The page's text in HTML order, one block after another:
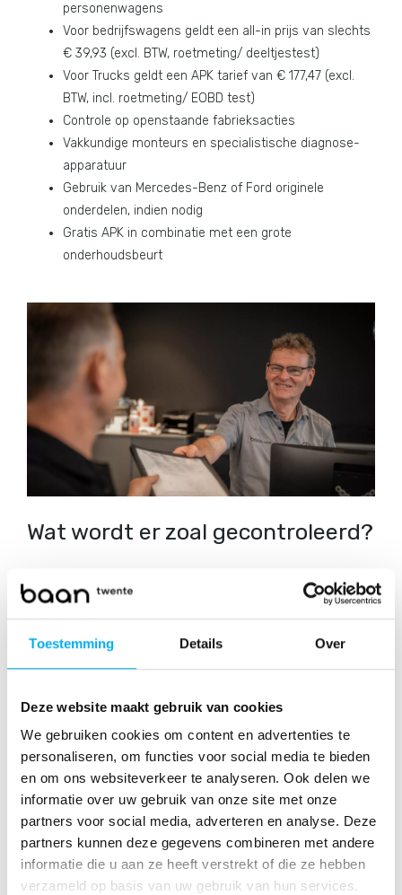
Toestemming Details Over
Deze website maakt gebruik van cookies
We gebruiken cookies om content en advertenties te
personaliseren, om functies voor social media te bieden
en om ons websiteverkeer te analyseren. Ook delen we
informatie over uw gebruik van onze site met onze
partners voor social media, adverteren en analyse. Deze
partners kunnen deze gegevens combineren met andere
informatie die u aan ze heeft verstrekt of die ze hebben
verzameld op basis van uw gebruik van hun services.
personenwagens
Voor bedrijfswagens geldt een all-in prijs van slechts
€ 39,93 (excl. BTW, roetmeting/ deeltjestest)
Voor Trucks geldt een APK tarief van € 177,47 (excl.
BTW, incl. roetmeting/ EOBD test)
Controle op openstaande fabrieksacties
Vakkundige monteurs en specialistische diagnose-
apparatuur
Gebruik van Mercedes-Benz of Ford originele
onderdelen, indien nodig
Gratis APK in combinatie met een grote
onderhoudsbeurt
Wat wordt er zoal gecontroleerd?
Stuurinrichting
Registratie
Autogordels
Remmen
Verlichting
Wielophanging
Uitlaat
Vergrendeling
Voorruit
Spiegels
Claxon